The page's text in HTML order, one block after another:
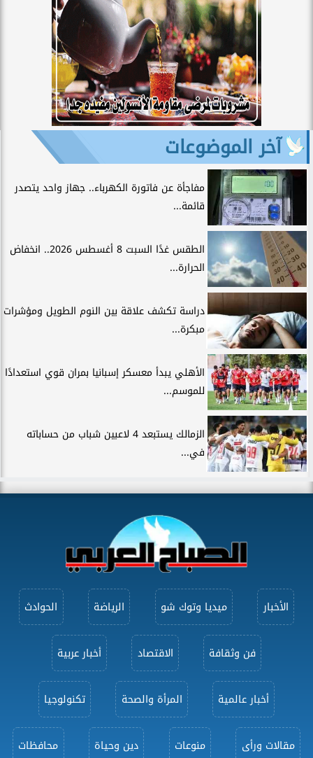
آخر الموضوعات
مفاجأة عن فاتورة الكهرباء.. جهاز واحد يتصدر
قائمة...
الطقس غدًا السبت 8 أغسطس 2026.. انخفاض
الحرارة...
دراسة تكشف علاقة بين النوم الطويل ومؤشرات
مبكرة...
الأهلي يبدأ معسكر إسبانيا بمران قوي استعدادًا
للموسم...
الزمالك يستبعد 4 لاعبين شباب من حساباته
في...
الأخبار ميديا وتوك شو الرياضة الحوادث
فن وثقافة الاقتصاد أخبار عربية
أخبار عالمية المرأة والصحة تكنولوجيا
مقالات ورأى منوعات دين وحياة محافظات